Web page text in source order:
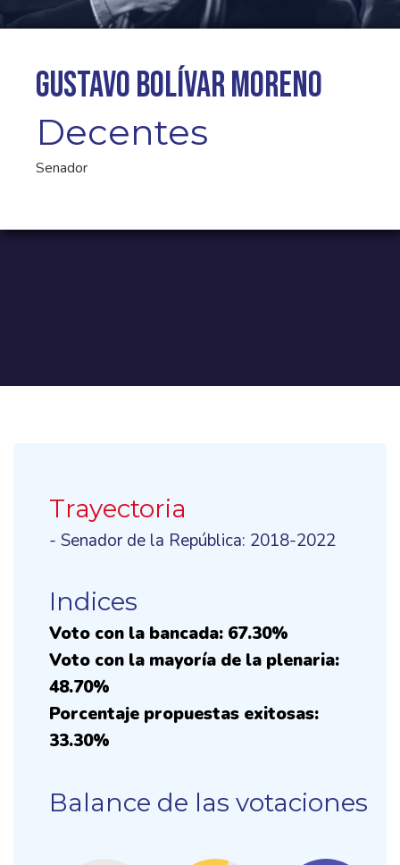
Gustavo Bolívar Moreno
Decentes
Senador
Trayectoria
- Senador de la República: 2018-2022
Indices
Voto con la bancada: 67.30%
Voto con la mayoría de la plenaria:
48.70%
Porcentaje propuestas exitosas:
33.30%
Balance de las votaciones